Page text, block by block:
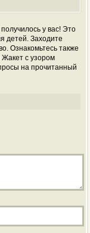
у вас! Это
детей. Заходите
Ознакомьтесь также
с узором
на прочитанный